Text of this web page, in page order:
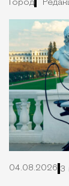
Город
04.08.2026 3